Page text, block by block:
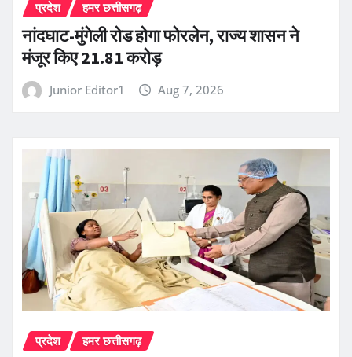
प्रदेश हमर छत्तीसगढ़
नांदघाट-मुंगेली रोड होगा फोरलेन, राज्य शासन ने
मंजूर किए 21.81 करोड़
Junior Editor1 Aug 7, 2026
प्रदेश हमर छत्तीसगढ़